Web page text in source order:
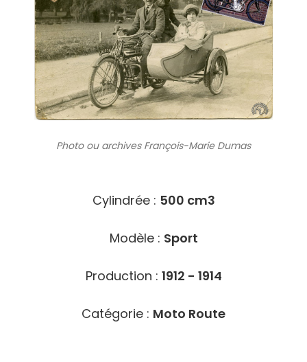
Photo ou archivesFrançois-Marie Dumas
Cylindrée : 500 cm3
Modèle : Sport
Production : 1912 - 1914
Catégorie : Moto Route